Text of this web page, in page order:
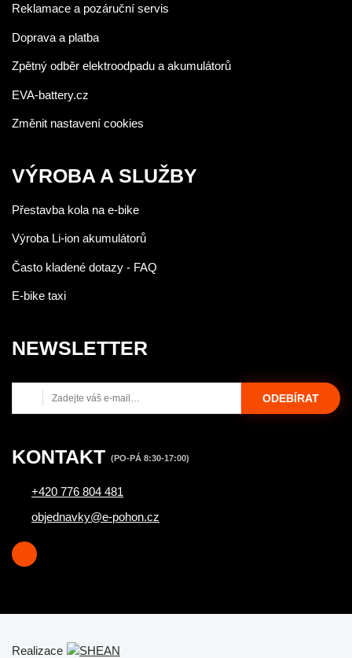
Reklamace a pozáruční servis
Doprava a platba
Zpětný odběr elektroodpadu a akumulátorů
EVA-battery.cz
Změnit nastavení cookies
VÝROBA A SLUŽBY
Přestavba kola na e-bike
Výroba Li-ion akumulátorů
Často kladené dotazy - FAQ
E-bike taxi
NEWSLETTER
ODEBÍRAT
KONTAKT (PO-PÁ 8:30-17:00)
+420 776 804 481
objednavky@e-pohon.cz
Realizace